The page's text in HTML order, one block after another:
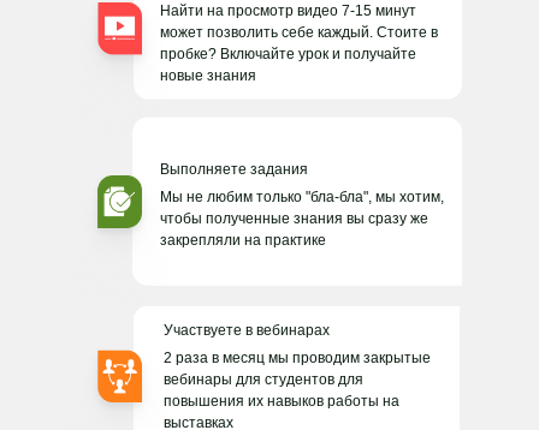
Найти на просмотр видео 7-15 минут
может позволить себе каждый. Стоите в
пробке? Включайте урок и получайте
новые знания
Выполняете задания
Мы не любим только "бла-бла", мы хотим,
чтобы полученные знания вы сразу же
закрепляли на практике
Участвуете в вебинарах
2 раза в месяц мы проводим закрытые
вебинары для студентов для
повышения их навыков работы на
выставках